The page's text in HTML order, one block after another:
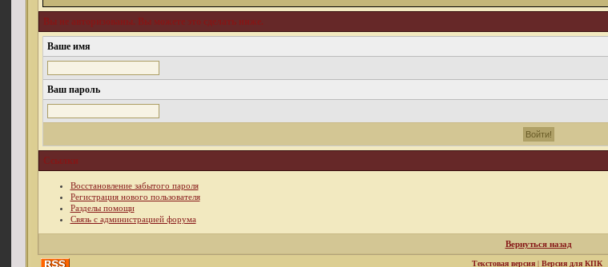
Вы не авторизованы. Вы можете это сделать ниже.
Ваше имя
Ваш пароль
Ссылки
Восстановление забытого пароля
Регистрация нового пользователя
Разделы помощи
Связь с администрацией форума
Вернуться назад
Текстовая версия| Версия для КПК